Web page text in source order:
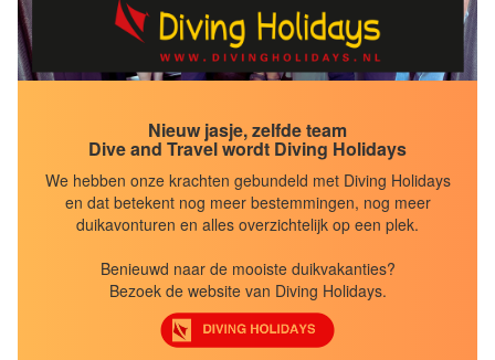
Jordanië
Oman
Malediven
Indonesië
Indonesië - Liveaboard
Filipijnen
Maleisië
Bonaire
Curaçao
St.Eustatius
Nieuw jasje, zelfde team
Dive and Travel wordt Diving Holidays
We hebben onze krachten gebundeld met Diving Holidays
en dat betekent nog meer bestemmingen, nog meer
duikavonturen en alles overzichtelijk op een plek.
Benieuwd naar de mooiste duikvakanties?
Bezoek de website van Diving Holidays.